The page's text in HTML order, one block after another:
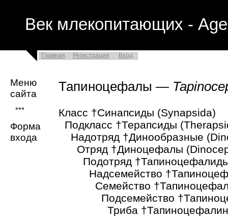
Век млекопитающих -
Главная Регистрация Вход
Меню
сайта
***
Форма
входа
Тапиноцефалы —
Класс †Синапсиды (Synapsida)
Подкласс †Терапсиды
Надотряд †Динообразные
Отряд †Диноцефалы
Подотряд †Тапиноцефалиды
Надсемейство
Семейство
Подсемейство
Триба †Тапиноцефалини